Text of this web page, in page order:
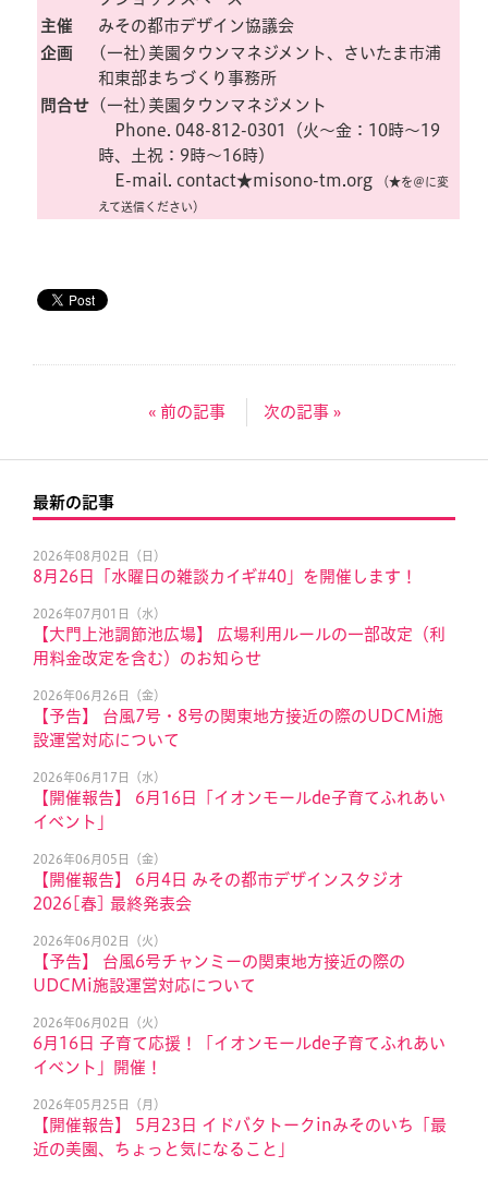
主催
みその都市デザイン協議会
企画
(一社)美園タウンマネジメント、さいたま市浦
和東部まちづくり事務所
問合せ
(一社)美園タウンマネジメント
Phone. 048-812-0301（火〜金：10時〜19
時、土祝：9時〜16時）
E-mail. contact★misono-tm.org
（★を＠に変
えて送信ください）
« 前の記事 次の記事 »
最新の記事
2026年08月02日（日）
8月26日「水曜日の雑談カイギ#40」を開催します！
2026年07月01日（水）
【大門上池調節池広場】 広場利用ルールの一部改定（利
用料金改定を含む）のお知らせ
2026年06月26日（金）
【予告】 台風7号・8号の関東地方接近の際のUDCMi施
設運営対応について
2026年06月17日（水）
【開催報告】 6月16日「イオンモールde子育てふれあい
イベント」
2026年06月05日（金）
【開催報告】 6月4日 みその都市デザインスタジオ
2026[春] 最終発表会
2026年06月02日（火）
【予告】 台風6号チャンミーの関東地方接近の際の
UDCMi施設運営対応について
2026年06月02日（火）
6月16日 子育て応援！「イオンモールde子育てふれあい
イベント」開催！
2026年05月25日（月）
【開催報告】 5月23日 イドバタトークinみそのいち「最
近の美園、ちょっと気になること」